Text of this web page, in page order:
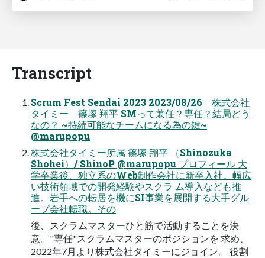
Transcript
Scrum Fest Sendai 2023 2023/08/26 株式会社
タイミー 篠塚 翔平 SMって兼任？専任？結局どう
なの？ ~持続可能なチームになる為の鍵~
@marupopu
株式会社タイミー所属 篠塚 翔平 （Shinozuka
Shohei）/ ShinoP @marupopu プロフィール 大
学卒業後、独立系のWeb制作会社に新卒入社。幅広
い技術領域での開発経験やスクラ ム導入なども推
進。岩手への転居を機にSI事業を展開する大手グル
ープ会社転職。その
後、スクラムマスターひと筋で活動することを決
意。"専任"スクラムマスターのポジションを 求め、
2022年7月より株式会社タイミーにジョイン。 役割